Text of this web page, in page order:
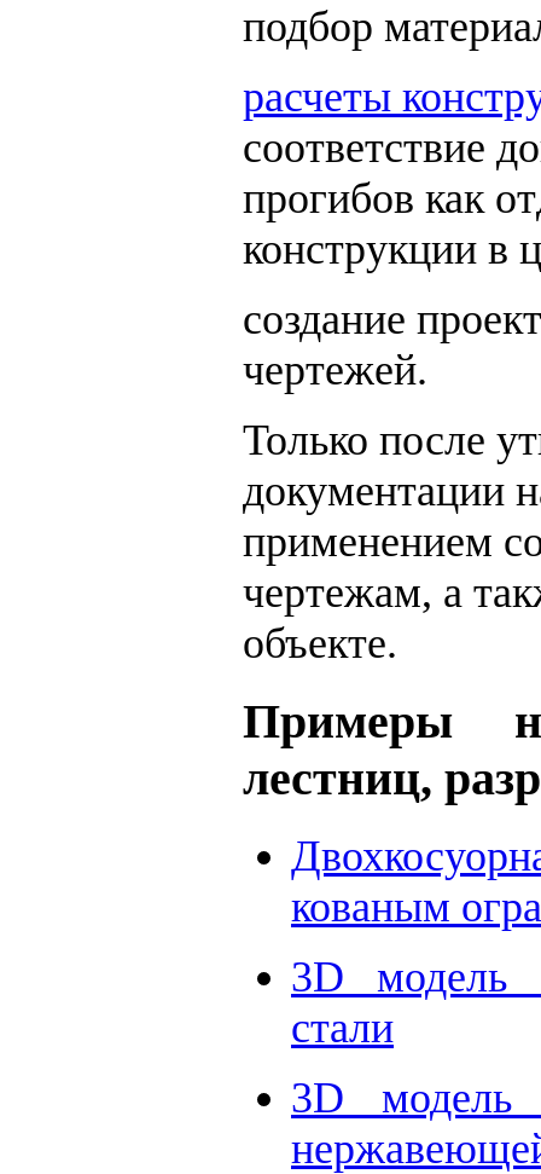
подбор
расчеты
соответствие
прогибов как
конструкции в
создание
чертежей.
Только после
документации
применением
чертежам, а
объекте.
Примеры
лестниц,
кованым
3D модель
стали
3D модель